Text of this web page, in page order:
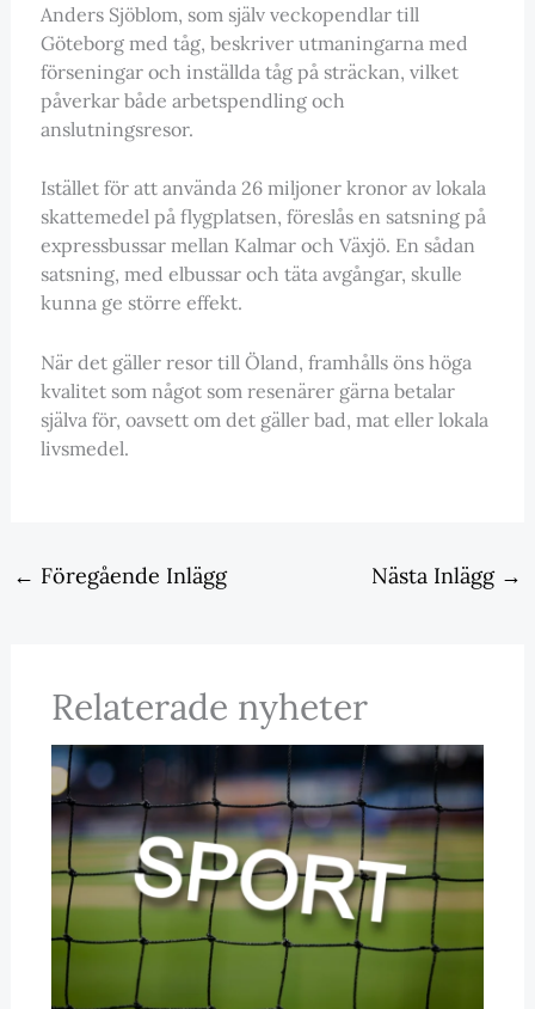
Anders Sjöblom, som själv veckopendlar till
Göteborg med tåg, beskriver utmaningarna med
förseningar och inställda tåg på sträckan, vilket
påverkar både arbetspendling och
anslutningsresor.
Istället för att använda 26 miljoner kronor av lokala
skattemedel på flygplatsen, föreslås en satsning på
expressbussar mellan Kalmar och Växjö. En sådan
satsning, med elbussar och täta avgångar, skulle
kunna ge större effekt.
När det gäller resor till Öland, framhålls öns höga
kvalitet som något som resenärer gärna betalar
själva för, oavsett om det gäller bad, mat eller lokala
livsmedel.
← Föregående Inlägg Nästa Inlägg →
Relaterade nyheter